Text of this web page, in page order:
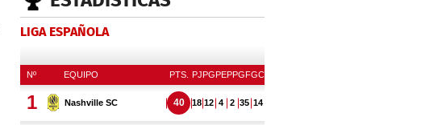
LIGA ESPAÑOLA